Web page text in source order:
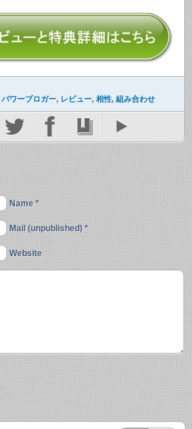
パワーブロガー, レビュー, 相性, 組み合わせ
Name *
Mail (unpublished) *
Website